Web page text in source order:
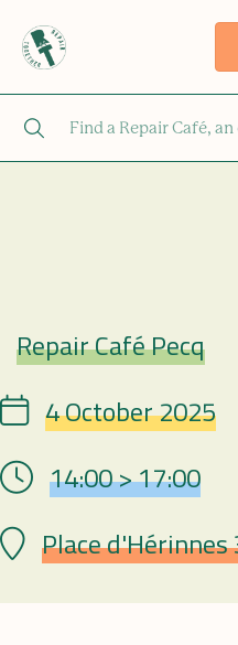
Repair Café
Repair Café Pecq
Date 4 October 2025
Hour 14:00 > 17:00
Lieu Place d'Hérinnes